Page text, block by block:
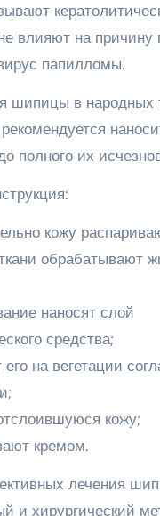
влияют на причину
папилломы.
шипицы в народных
полного их
кожу
обрабатывают
наносят слой
средства;
на вегетации
кожу;
кремом.